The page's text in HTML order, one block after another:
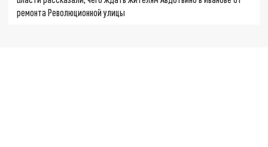
ремонта Революционной улицы